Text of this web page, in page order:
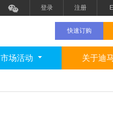
注册
登录
快速订购
市场活动 关于迪马